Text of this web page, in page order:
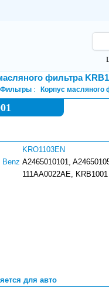
фильтра
Фильтры Корпус масляного
KRO1103EN
Benz A2465010101,
111AA0022AE, KRB1001
для авто